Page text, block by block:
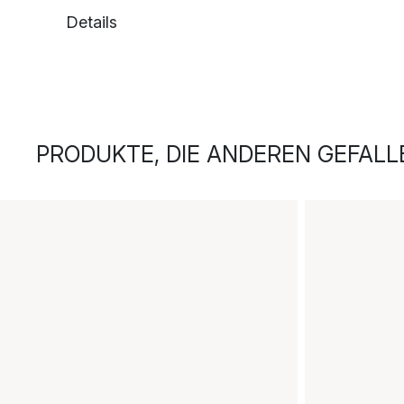
Details
PRODUKTE, DIE ANDEREN